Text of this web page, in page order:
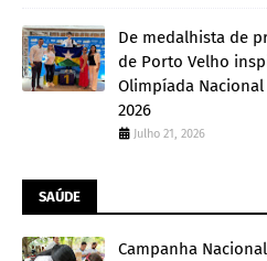
De medalhista de
de Porto Velho
Olimpíada
2026
Julho 21, 2026
SAÚDE
Campanha